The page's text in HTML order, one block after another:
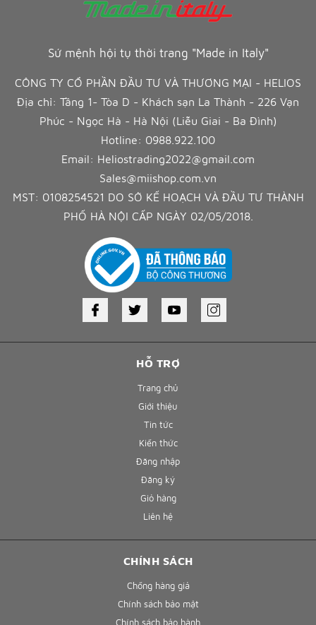
HỖ TRỢ
Trang chủ
Giới thiệu
Tin tức
Kiến thức
Đăng nhập
Đăng ký
Giỏ hàng
Liên hệ
Sứ mệnh hội tụ thời trang "Made in Italy"
CÔNG TY CỔ PHẦN ĐẦU TƯ VÀ THƯƠNG MẠI - HELIOS
Địa chỉ: Tầng 1- Tòa D - Khách sạn La Thành - 226 Vạn
Phúc - Ngọc Hà - Hà Nội (Liễu Giai - Ba Đình)
Hotline: 0988.922.100
Email: Heliostrading2022@gmail.com
Sales@miishop.com.vn
MST: 0108254521 DO SỞ KẾ HOẠCH VÀ ĐẦU TƯ THÀNH
PHỐ HÀ NỘI CẤP NGÀY 02/05/2018.
CHÍNH SÁCH
Chống hàng giả
Chính sách bảo mật
Chính sách bảo hành